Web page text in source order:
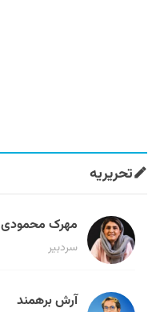
تحریریه
مهرک محمودی
سردبیر
آرش برهمند